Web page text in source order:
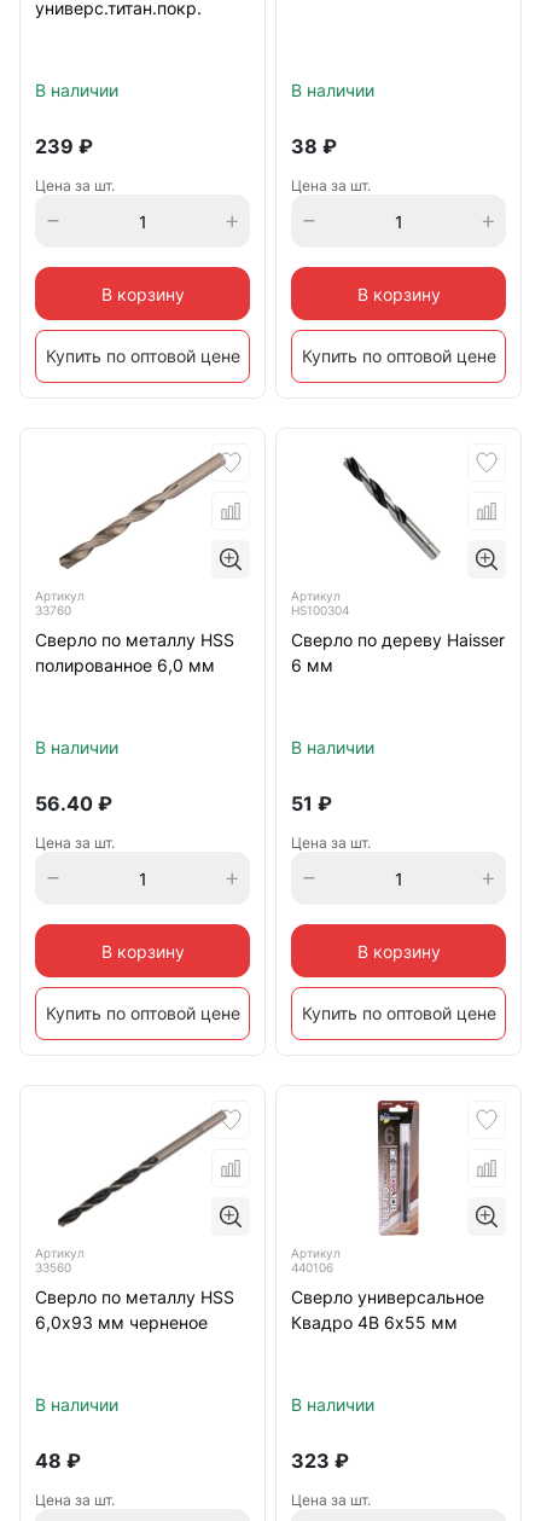
универс.титан.покр.
В наличии
239 ₽
Цена за шт.
В корзину
Купить по оптовой цене
В наличии
38 ₽
Цена за шт.
В корзину
Купить по оптовой цене
Артикул
33760
Сверло по металлу HSS
полированное 6,0 мм
В наличии
56.40 ₽
Цена за шт.
В корзину
Купить по оптовой цене
Артикул
HS100304
Сверло по дереву Haisser
6 мм
В наличии
51 ₽
Цена за шт.
В корзину
Купить по оптовой цене
Артикул
33560
Сверло по металлу HSS
6,0х93 мм черненое
В наличии
48 ₽
Цена за шт.
Артикул
440106
Сверло универсальное
Квадро 4В 6х55 мм
В наличии
323 ₽
Цена за шт.